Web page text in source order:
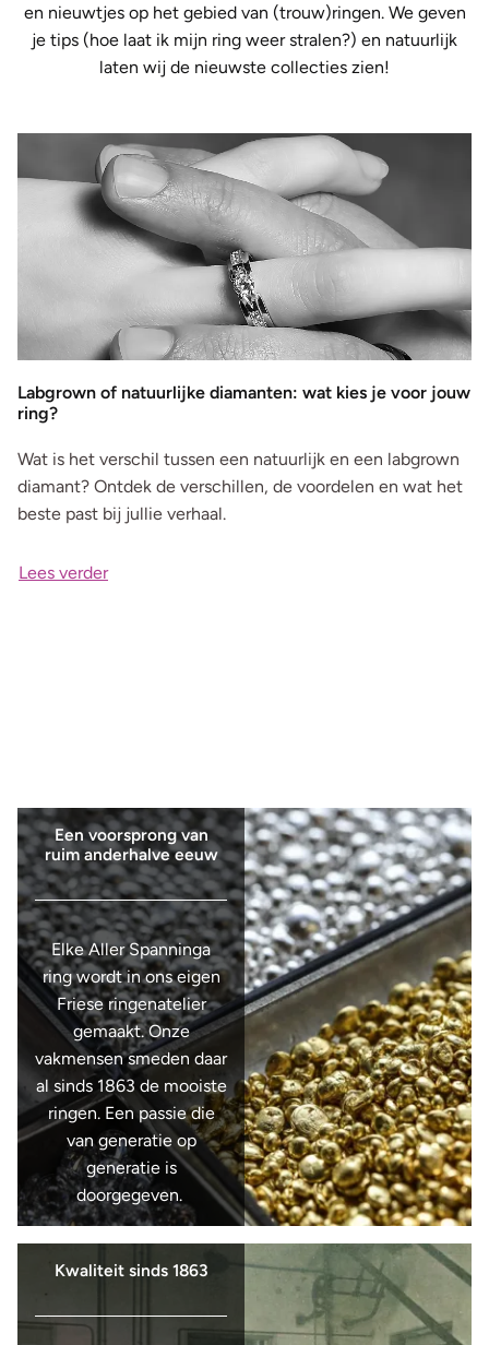
en nieuwtjes op het gebied van (trouw)ringen. We geven
je tips (hoe laat ik mijn ring weer stralen?) en natuurlijk
laten wij de nieuwste collecties zien!
Labgrown of natuurlijke diamanten: wat kies je voor jouw
ring?
Wat is het verschil tussen een natuurlijk en een labgrown
diamant? Ontdek de verschillen, de voordelen en wat het
beste past bij jullie verhaal.
Lees verder
Een voorsprong van
ruim anderhalve eeuw
Elke Aller Spanninga
ring wordt in ons eigen
Friese ringenatelier
gemaakt. Onze
vakmensen smeden daar
al sinds 1863 de mooiste
ringen. Een passie die
van generatie op
generatie is
doorgegeven.
Kwaliteit sinds 1863